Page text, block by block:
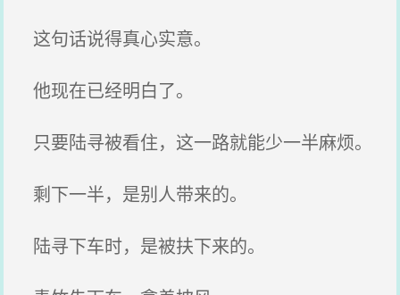
这句话说得真心实意。
他现在已经明白了。
只要陆寻被看住，这一路就能少一半麻烦。
剩下一半，是别人带来的。
陆寻下车时，是被扶下来的。